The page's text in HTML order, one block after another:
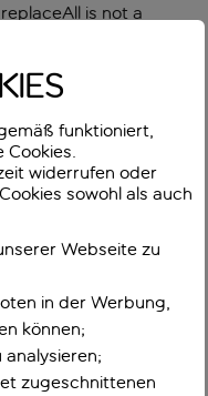
is not a
funktioniert,
Cookies.
widerrufen oder
sowohl als auch
Webseite zu
in der Werbung,
können;
zugeschnittenen